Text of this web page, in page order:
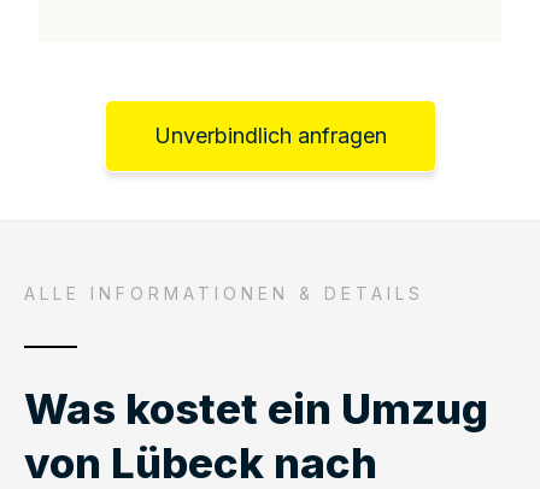
Unverbindlich anfragen
ALLE INFORMATIONEN & DETAILS
Was kostet ein Umzug
von Lübeck nach